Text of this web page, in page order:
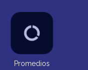
Promedios